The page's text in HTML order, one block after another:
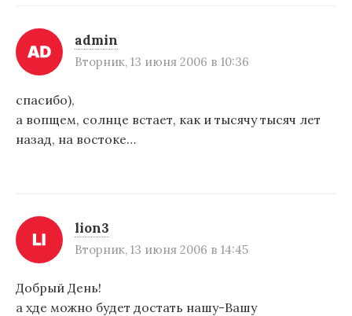
admin
Вторник, 13 июня 2006 в 10:36
спасибо),
а вопщем, солнце встает, как и тысячу тысяч лет
назад, на востоке…
lion3
Вторник, 13 июня 2006 в 14:45
Добрый День!
а хде можно будет достать нашу-Вашу